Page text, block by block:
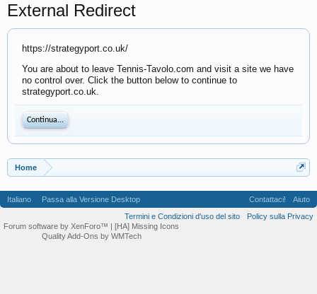
External Redirect
https://strategyport.co.uk/
You are about to leave Tennis-Tavolo.com and visit a site we have
no control over. Click the button below to continue to
strategyport.co.uk.
Continua...
Home
Italiano Passa alla Versione Desktop Contattaci!
Aiuto
Termini e Condizioni d'uso del sito
Policy sulla Privacy
Forum software by XenForo™ | [HA] Missing Icons
Quality Add-Ons by WMTech